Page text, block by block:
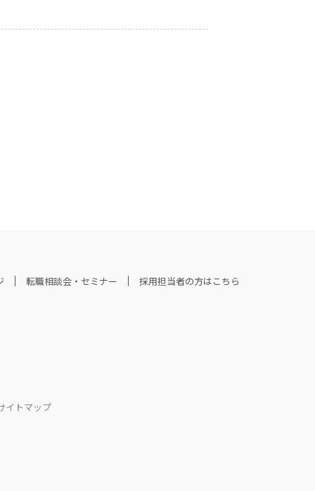
転職相談会・セミナー 採用担当者の方はこちら
イトマップ